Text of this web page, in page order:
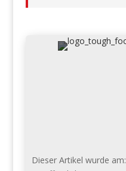
Dieser Artikel wurde am: